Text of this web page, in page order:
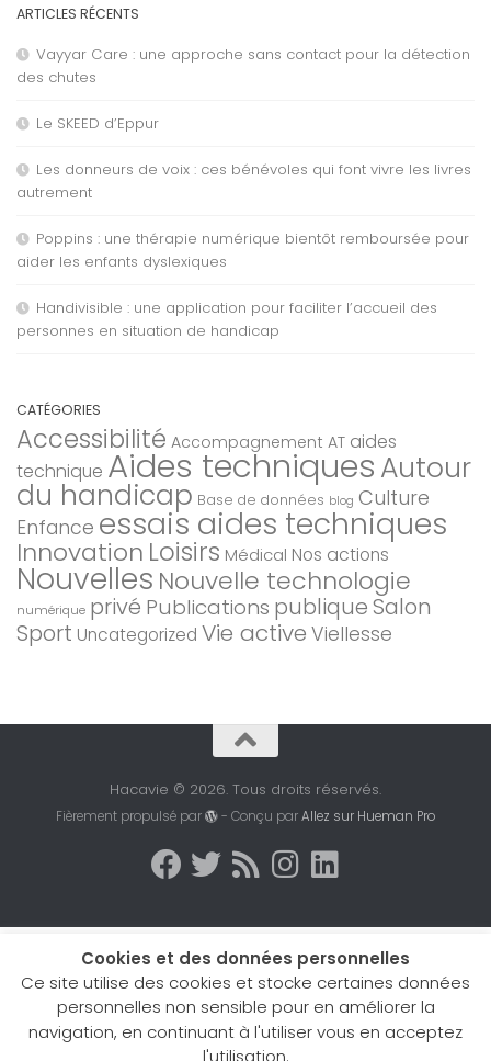
ARTICLES RÉCENTS
Vayyar Care : une approche sans contact pour la détection
des chutes
Le SKEED d’Eppur
Les donneurs de voix : ces bénévoles qui font vivre les livres
autrement
Poppins : une thérapie numérique bientôt remboursée pour
aider les enfants dyslexiques
Handivisible : une application pour faciliter l’accueil des
personnes en situation de handicap
CATÉGORIES
Accessibilité Accompagnement AT aides
technique Aides techniquesAutour
du handicap Base de données blog Culture
Enfance essais aides techniques
Innovation Loisirs Médical Nos actions
Nouvelles Nouvelle technologie
numérique privé Publications publiqueSalon
Sport Uncategorized Vie active Viellesse
Hacavie © 2026. Tous droits réservés.
Fièrement propulsé par - Conçu parAllez sur Hueman Pro
Cookies et des données personnelles
Ce site utilise des cookies et stocke certaines données
personnelles non sensible pour en améliorer la
navigation, en continuant à l'utiliser vous en acceptez
l'utilisation.